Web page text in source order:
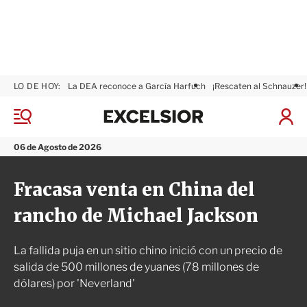
M
n
ú
06 de Agosto de 2026
LO DE HOY: La DEA reconoce a García Harfuch ¡Rescaten al Schnauzer!
I
x
l
i
o
r
Fracasa venta en China del
rancho de Michael Jackson
La fallida puja en un sitio chino inició con un precio de
salida de 500 millones de yuanes (78 millones de
dólares) por 'Neverland'